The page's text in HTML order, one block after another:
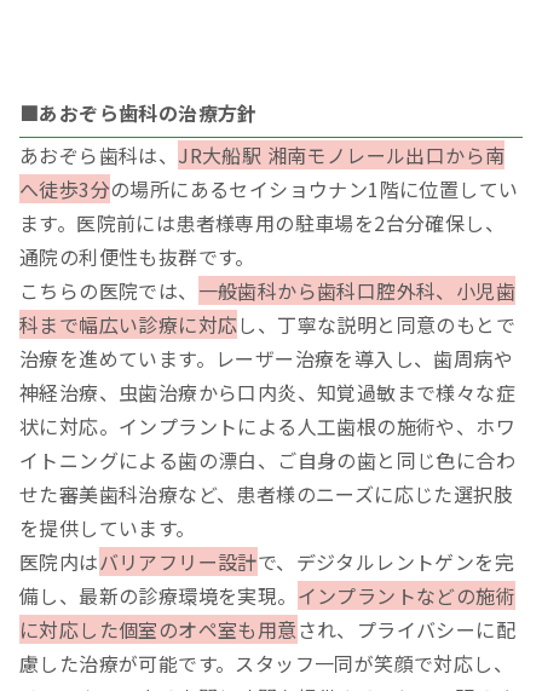
■あおぞら歯科の治療方針
あおぞら歯科は、 JR大船駅 湘南モノレール出口から南
へ徒歩3分の場所にあるセイショウナン1階に位置してい
ます。医院前には患者様専用の駐車場を2台分確保し、
通院の利便性も抜群です。
こちらの医院では、 一般歯科から歯科口腔外科、小児歯
科まで幅広い診療に対応し、丁寧な説明と同意のもとで
治療を進めています。レーザー治療を導入し、歯周病や
神経治療、虫歯治療から口内炎、知覚過敏まで様々な症
状に対応。インプラントによる人工歯根の施術や、ホワ
イトニングによる歯の漂白、ご自身の歯と同じ色に合わ
せた審美歯科治療など、患者様のニーズに応じた選択肢
を提供しています。
医院内はバリアフリー設計で、デジタルレントゲンを完
備し、最新の診療環境を実現。 インプラントなどの施術
に対応した個室のオペ室も用意され、プライバシーに配
慮した治療が可能です。スタッフ一同が笑顔で対応し、